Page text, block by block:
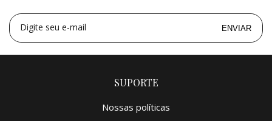
R$ 1.199,80
Digite seu e-mail ENVIAR
SUPORTE
Nossas políticas